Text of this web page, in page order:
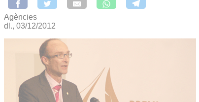
Agències
dl., 03/12/2012